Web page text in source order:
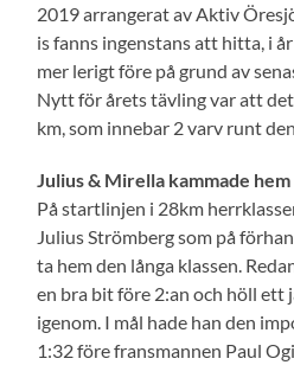
2019 arrangerat av Aktiv
is fanns ingenstans att hitta, i
mer lerigt före på grund av
Nytt för årets tävling var att
km, som innebar 2 varv runt
Julius & Mirella kammade
På startlinjen i 28km
Julius Strömberg som på
ta hem den långa klassen.
en bra bit före 2:an och höll
igenom. I mål hade han den
1:32 före fransmannen Paul